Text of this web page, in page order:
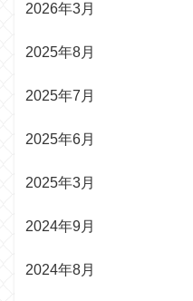
2026年3月
2025年8月
2025年7月
2025年6月
2025年3月
2024年9月
2024年8月